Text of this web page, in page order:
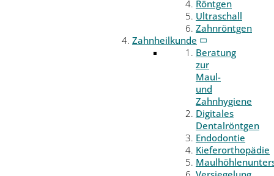
Röntgen
Ultraschall
Zahnröntgen
Zahnheilkunde
Beratung
zur
Maul-
und
Zahnhygiene
Digitales
Dentalröntgen
Endodontie
Kieferorthopädie